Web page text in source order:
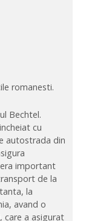
romanesti.
Bechtel.
cu
autostrada din
important
de la
la
avand o
care a asigurat